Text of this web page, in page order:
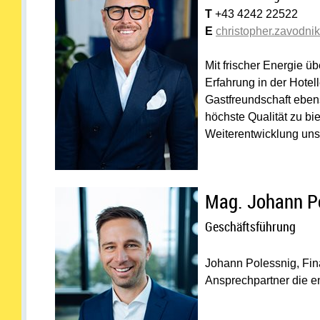
T +43 4242 22522
E
Mit frischer Energie
Erfahrung in der
Gastfreundschaft
höchste Qualität zu
Weiterentwicklung
Mag. Johann
Geschäftsführung
Johann Polessnig,
Ansprechpartner die